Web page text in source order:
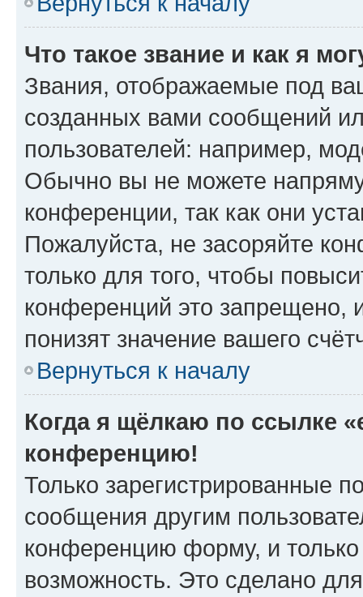
Что такое звание и как я
Звания, отображаемые под
созданных вами сообщений
пользователей: например,
Обычно вы не можете
конференции, так как они
Пожалуйста, не засоряйте
только для того, чтобы
конференций это запрещено,
понизят значение вашего
Вернуться к началу
Когда я щёлкаю по ссылке
конференцию!
Только зарегистрированные
сообщения другим
конференцию форму, и
возможность. Это сделано